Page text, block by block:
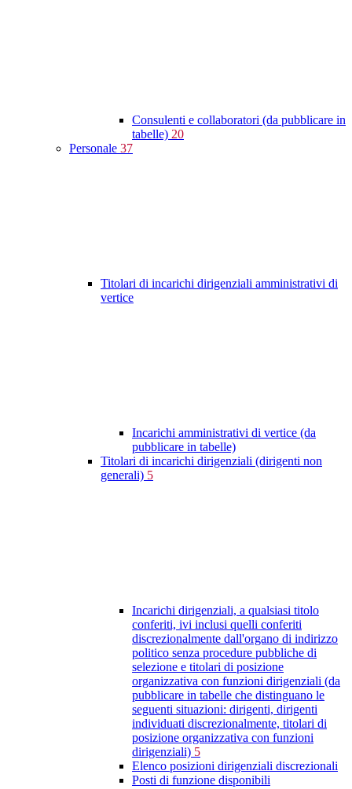
Consulenti e collaboratori (da pubblicare in
tabelle) 20
Personale 37
Titolari di incarichi dirigenziali amministrativi di
vertice
Incarichi amministrativi di vertice (da
pubblicare in tabelle)
Titolari di incarichi dirigenziali (dirigenti non
generali) 5
Incarichi dirigenziali, a qualsiasi titolo
conferiti, ivi inclusi quelli conferiti
discrezionalmente dall'organo di indirizzo
politico senza procedure pubbliche di
selezione e titolari di posizione
organizzativa con funzioni dirigenziali (da
pubblicare in tabelle che distinguano le
seguenti situazioni: dirigenti, dirigenti
individuati discrezionalmente, titolari di
posizione organizzativa con funzioni
dirigenziali) 5
Elenco posizioni dirigenziali discrezionali
Posti di funzione disponibili